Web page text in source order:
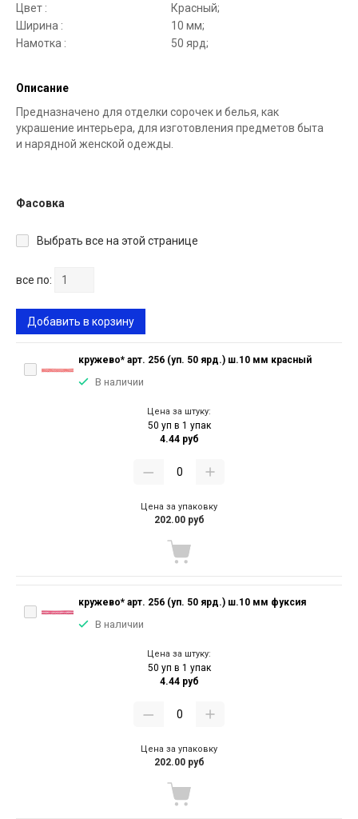
Цвет :
Красный;
Ширина :
10 мм;
Намотка :
50 ярд;
Описание
Предназначено для отделки сорочек и белья, как
украшение интерьера, для изготовления предметов быта
и нарядной женской одежды.
Фасовка
Выбрать все на этой странице
все по:
Добавить в корзину
кружево* арт. 256 (уп. 50 ярд.) ш.10 мм красный
В наличии
Цена за штуку:
50 уп в 1 упак
4.44 руб
Цена за упаковку
202.00 руб
кружево* арт. 256 (уп. 50 ярд.) ш.10 мм фуксия
В наличии
Цена за штуку:
50 уп в 1 упак
4.44 руб
Цена за упаковку
202.00 руб